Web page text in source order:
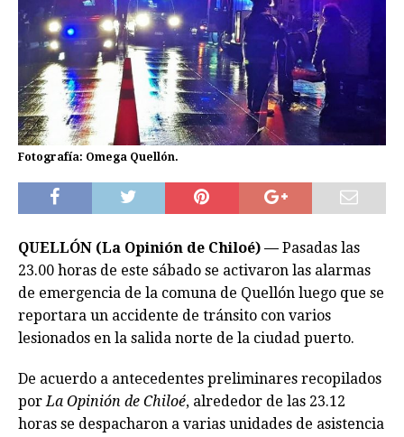
Fotografía: Omega Quellón.
QUELLÓN (La Opinión de Chiloé) — Pasadas las
23.00 horas de este sábado se activaron las alarmas
de emergencia de la comuna de Quellón luego que se
reportara un accidente de tránsito con varios
lesionados en la salida norte de la ciudad puerto.
De acuerdo a antecedentes preliminares recopilados
porLa Opinión de Chiloé, alrededor de las 23.12
horas se despacharon a varias unidades de asistencia